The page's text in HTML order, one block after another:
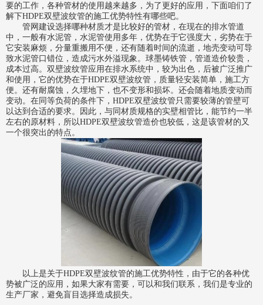
要的工作，各种管材的使用越来越多，为了更好的应用，下面咱们了
解下HDPE双壁波纹管的施工优势特性有哪些吧。
管网建设选择哪种材质才是比较好的管材，在现在的排水管道
中，一般有水泥管，水泥管使用多年，优势在于它强度大，劣势在于
它安装麻烦，分量重搬用不便，还有随着时间的流逝，地壳变动可导
致水泥管口错位，造成污水外溢现象。球墨铸铁管，管道造价较贵，
成本过高。双壁波纹管应用在排水系统中，较为出色，后被广泛推广
和使用，它的优势在于HDPE双壁波纹管 ，质量轻安装简单，施工方
便。还有耐腐蚀，久埋地下，也不变形和损坏。还会随着地质变动而
变动。在同等负荷的条件下， HDPE双壁波纹管 只需要较薄的管壁可
以达到合适的要求。因此，与同材质规格的实壁相管比，能节约一半
左右的原材料，所以HDPE双壁波纹管造价也较低，这是该管材的又
一个很突出的特点。
以上是关于HDPE双壁波纹管的施工优势特性，由于它的各种优
势被广泛的应用，如果大家有需要，可以和我们联系，我们是专业的
生产厂家，避免盲目选择造成损失。